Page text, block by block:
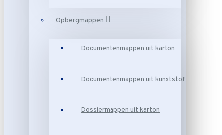
Opbergmappen
Documentenmappen uit karton
Documentenmappen uit kunststof
Dossiermappen uit karton